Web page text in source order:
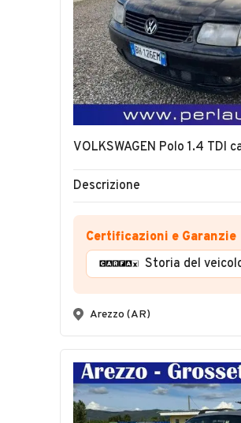
VOLKSWAGEN Polo 1.4 TDI
Descrizione
Certificazioni e Garanzie
Storia del
Arezzo (AR)